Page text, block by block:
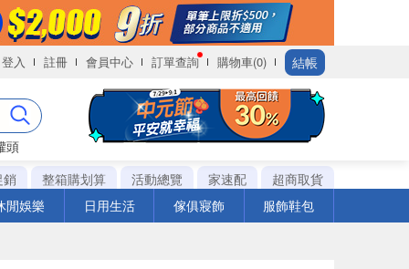
登入 註冊 會員中心 訂單查詢 購物車(0) 結帳
頭
銷 整箱購划算 活動總覽 家速配
超商取貨
閒娛樂 日用生活 傢俱寢飾 服飾鞋包